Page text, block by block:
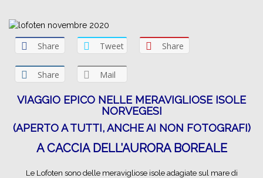
Share Tweet Share
Share Mail
VIAGGIO EPICO NELLE MERAVIGLIOSE ISOLE
NORVEGESI
(APERTO A TUTTI, ANCHE AI NON FOTOGRAFI)
A CACCIA DELL’AURORA BOREALE
Le Lofoten sono delle meravigliose isole adagiate sul mare di